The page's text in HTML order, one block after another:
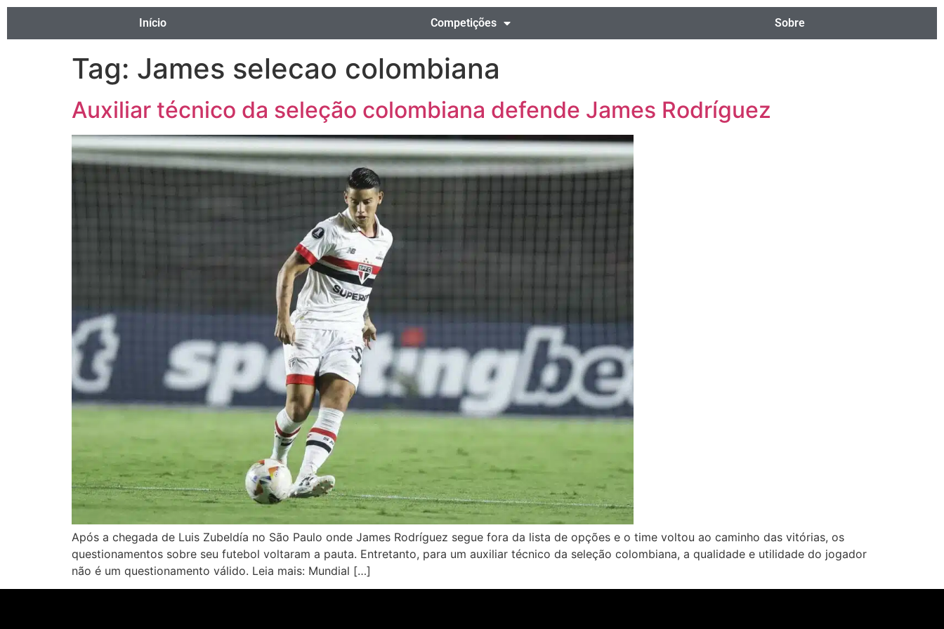
Início Competições Sobre
Tag: James selecao colombiana
Auxiliar técnico da seleção colombiana defende James Rodríguez
Após a chegada de Luis Zubeldía no São Paulo onde James Rodríguez segue fora da lista de opções e o time voltou ao caminho das vitórias, os
questionamentos sobre seu futebol voltaram a pauta. Entretanto, para um auxiliar técnico da seleção colombiana, a qualidade e utilidade do jogador
não é um questionamento válido. Leia mais: Mundial […]